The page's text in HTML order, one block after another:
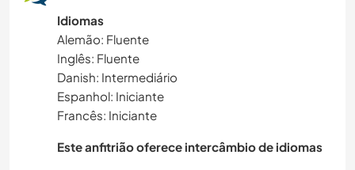
Idiomas
Alemão: Fluente
Inglês: Fluente
Danish: Intermediário
Espanhol: Iniciante
Francês: Iniciante
Este anfitrião oferece intercâmbio de idiomas